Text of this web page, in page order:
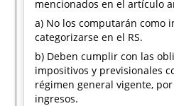
mencionados en el artículo
a) No los computarán como
categorizarse en el RS.
b) Deben cumplir con las
impositivos y previsionales
régimen general vigente,
ingresos.